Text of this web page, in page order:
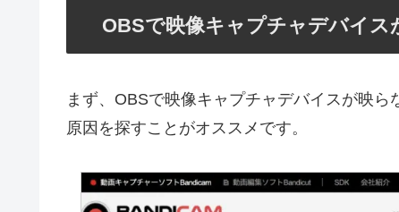
OBSで映像キャプチャデバイス
まず、OBSで映像キャプチャデバイスが映ら
原因を探すことがオススメです。